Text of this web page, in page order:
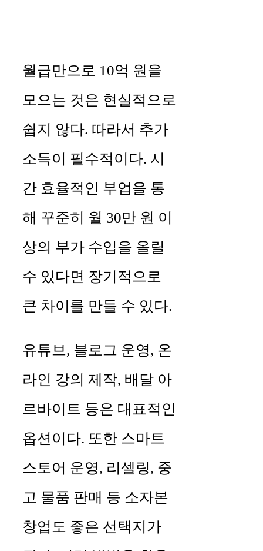
월급만으로 10억 원을
모으는 것은 현실적으로
쉽지 않다. 따라서 추가
소득이 필수적이다. 시
간 효율적인 부업을 통
해 꾸준히 월 30만 원 이
상의 부가 수입을 올릴
수 있다면 장기적으로
큰 차이를 만들 수 있다.
유튜브, 블로그 운영, 온
라인 강의 제작, 배달 아
르바이트 등은 대표적인
옵션이다. 또한 스마트
스토어 운영, 리셀링, 중
고 물품 판매 등 소자본
창업도 좋은 선택지가